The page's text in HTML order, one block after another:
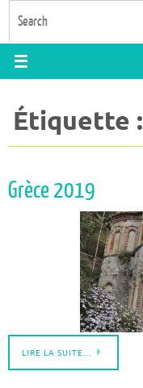
Étiquette :
Grèce 2019
LIRE LA SUITE…